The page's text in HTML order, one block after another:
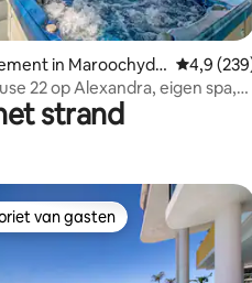
van 4,95 op 5, 92 recensies
in Maroochydo
4,9
22 op Alexandra, eigen spa,
zeestrand
van gasten
van gasten